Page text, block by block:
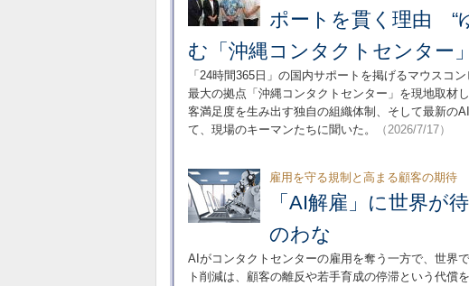
ポートを貫く理由 “
む「沖縄コンタクトセンター
「24時間365日」の国内サポートを掲げるマウスコ
最大の拠点「沖縄コンタクトセンター」を現地取材
客満足度を生み出す独自の組織体制、そして最新の
て、現場のキーマンたちに聞いた。
（2026/7/17）
雇用を守る規制と高まる顧客の期待
「AI解雇」に世界が
のわな
AIがコンタクトセンターの雇用を奪う一方で、世界
ト削減は、顧客の離反や若手育成の停滞という代償